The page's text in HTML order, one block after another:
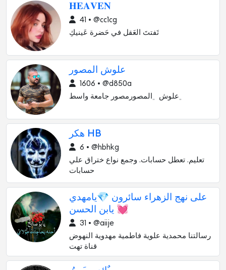
𝐇𝐄𝐀𝐕𝐄𝐍
41 • @cc1cg
تَفتتَ العَقل في حَضرة عَينيكِ
علوش المصور
1606 • @d850a
﮼علوش ﮼المصورمصور جامعة واسط
هكر HB
6 • @hbhkg
تعليم. تعطل حسابات. وجمع نواع ختراق علي
حسابات
على نهج الزهراء سائرون 💎يامهدي
يابن الحسن 💓
31 • @aiije
رسالتنا محمدية علوية فاطمية مهدوية النهوض
قناة تهت